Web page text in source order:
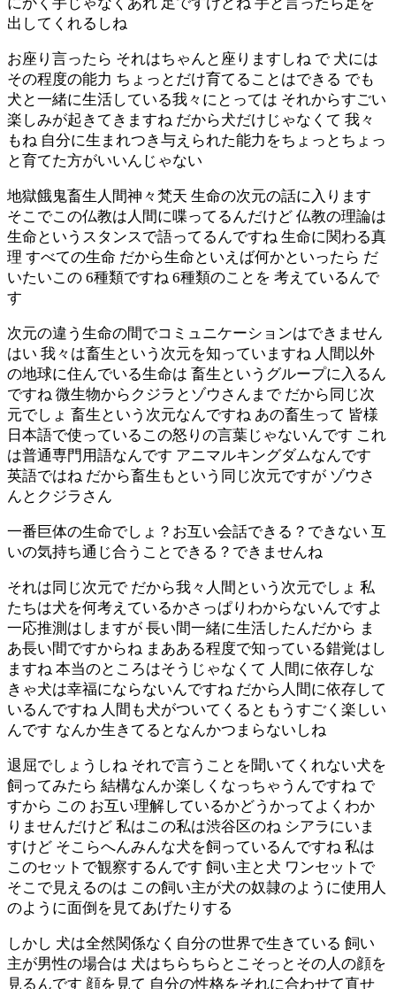
出してくれるしね
お座り言ったら それはちゃんと座りますしね で 犬には
その程度の能力 ちょっとだけ育てることはできる でも
犬と一緒に生活している我々にとっては それからすごい
楽しみが起きてきますね だから犬だけじゃなくて 我々
もね 自分に生まれつき与えられた能力をちょっとちょっ
と育てた方がいいんじゃない
地獄餓鬼畜生人間神々梵天 生命の次元の話に入ります
そこでこの仏教は人間に喋ってるんだけど 仏教の理論は
生命というスタンスで語ってるんですね 生命に関わる真
理 すべての生命 だから生命といえば何かといったら だ
いたいこの 6種類ですね 6種類のことを 考えているんで
す
次元の違う生命の間でコミュニケーションはできません
はい 我々は畜生という次元を知っていますね 人間以外
の地球に住んでいる生命は 畜生というグループに入るん
ですね 微生物からクジラとゾウさんまで だから同じ次
元でしょ 畜生という次元なんですね あの畜生って 皆様
日本語で使っているこの怒りの言葉じゃないんです これ
は普通専門用語なんです アニマルキングダムなんです
英語ではね だから畜生もという同じ次元ですが ゾウさ
んとクジラさん
一番巨体の生命でしょ？お互い会話できる？できない 互
いの気持ち通じ合うことできる？できませんね
それは同じ次元で だから我々人間という次元でしょ 私
たちは犬を何考えているかさっぱりわからないんですよ
一応推測はしますが 長い間一緒に生活したんだから ま
あ長い間ですからね まあある程度で知っている錯覚はし
ますね 本当のところはそうじゃなくて 人間に依存しな
きゃ犬は幸福にならないんですね だから人間に依存して
いるんですね 人間も犬がついてくるともうすごく楽しい
んです なんか生きてるとなんかつまらないしね
退屈でしょうしね それで言うことを聞いてくれない犬を
飼ってみたら 結構なんか楽しくなっちゃうんですね で
すから この お互い理解しているかどうかってよくわか
りませんだけど 私はこの私は渋谷区のね シアラにいま
すけど そこらへんみんな犬を飼っているんですね 私は
このセットで観察するんです 飼い主と犬 ワンセットで
そこで見えるのは この飼い主が犬の奴隷のように使用人
のように面倒を見てあげたりする
しかし 犬は全然関係なく自分の世界で生きている 飼い
主が男性の場合は 犬はちらちらとこそっとその人の顔を
見るんです 顔を見て 自分の性格をそれに合わせて直せ